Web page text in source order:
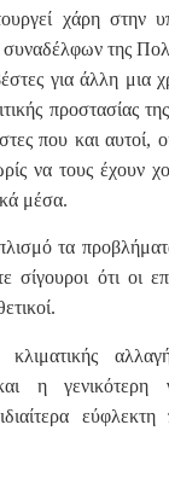
χάρη στην
της
για άλλη μια
προστασίας
που και αυτοί,
να τους έχουν
μέσα.
τα προβλήματα
σίγουροι ότι οι
κλιματικής
η γενικότερη
εύφλεκτη